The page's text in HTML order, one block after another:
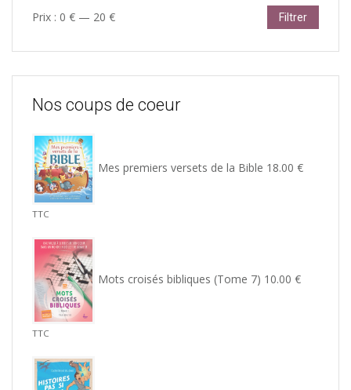
Prix
Prix
Filtrer
Prix : 0 € — 20 €
Nos coups de coeur
Mes premiers versets de la Bible 18.00 €
TTC
Mots croisés bibliques (Tome 7) 10.00 €
TTC